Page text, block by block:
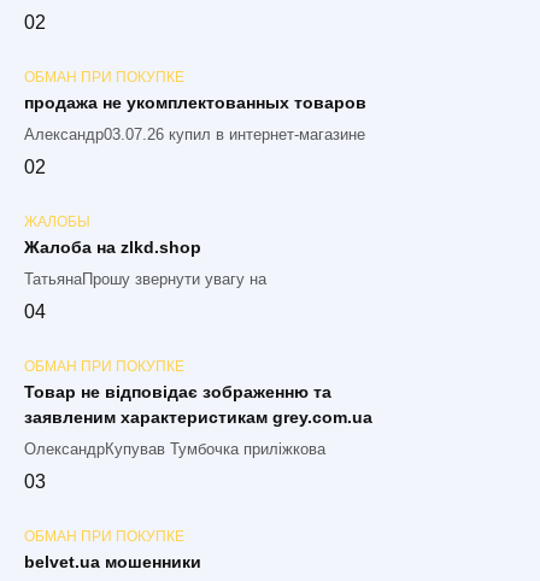
02
ОБМАН ПРИ ПОКУПКЕ
продажа не укомплектованных товаров
Александр03.07.26 купил в интернет-магазине
02
ЖАЛОБЫ
Жалоба на zlkd.shop
ТатьянаПрошу звернути увагу на
04
ОБМАН ПРИ ПОКУПКЕ
Товар не відповідає зображенню та
заявленим характеристикам grey.com.ua
ОлександрКупував Тумбочка приліжкова
03
ОБМАН ПРИ ПОКУПКЕ
belvet.ua мошенники